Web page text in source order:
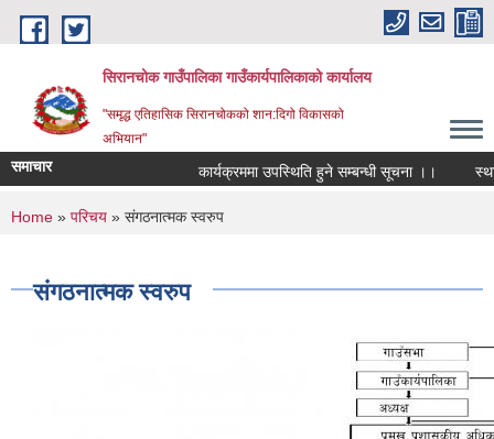
Skip to main content
सिरानचोक गाउँपालिका गाउँकार्यपालिकाको कार्यालय
"समृद्ध एतिहासिक सिरानचोकको शान:दिगो विकासको
अभियान"
समाचार कार्यक्रममा उपस्थिति हुने सम्बन्धी सूचना ।।
You are here
Home » परिचय » संगठनात्मक स्वरुप
संगठनात्मक स्वरुप